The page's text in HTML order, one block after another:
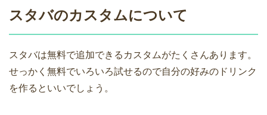
スタバのカスタムについて
スタバは無料で追加できるカスタムがたくさんあります。
せっかく無料でいろいろ試せるので自分の好みのドリンク
を作るといいでしょう。